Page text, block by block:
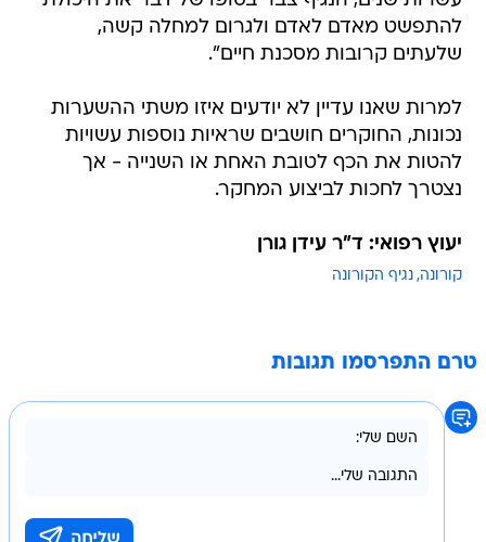
להתפשט מאדם לאדם ולגרום למחלה קשה,
שלעתים קרובות מסכנת חיים".
למרות שאנו עדיין לא יודעים איזו משתי ההשערות
נכונות, החוקרים חושבים שראיות נוספות עשויות
להטות את הכף לטובת האחת או השנייה - אך
נצטרך לחכות לביצוע המחקר.
יעוץ רפואי: ד"ר עידן גורן
קורונה נגיף הקורונה
טרם התפרסמו תגובות